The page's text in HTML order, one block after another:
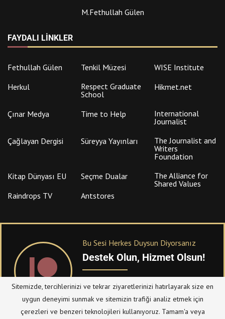
M.Fethullah Gülen
FAYDALI LINKLER
Fethullah Gülen Tenkil Müzesi
WISE Institute
Herkul
Respect Graduate
School
Hikmet.net
Çınar Medya Time to Help
International
Journalist
Çağlayan Dergisi
Süreyya Yayınları
The Journalist and
Writers
Foundation
Kitap Dünyası EU
Seçme Dualar
The Alliance for
Shared Values
Raindrops TV
Antstores
Bu Sesi Herkes Duysun Diyorsanız
Destek Olun, Hizmet Olsun!
PATREONüzerinden sitemize bağışta
bulanabilirsiniz.
Sitemizde, tercihlerinizi ve tekrar ziyaretlerinizi hatırlayarak size en
uygun deneyimi sunmak ve sitemizin trafiği analiz etmek için
çerezleri ve benzeri teknolojileri kullanıyoruz. Tamam'a veya